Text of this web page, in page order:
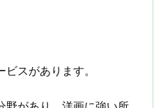
スがあります。